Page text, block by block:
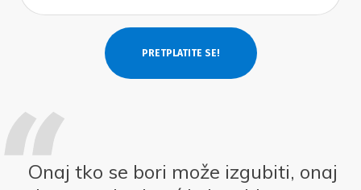
Onaj tko se bori može izgubiti, onaj